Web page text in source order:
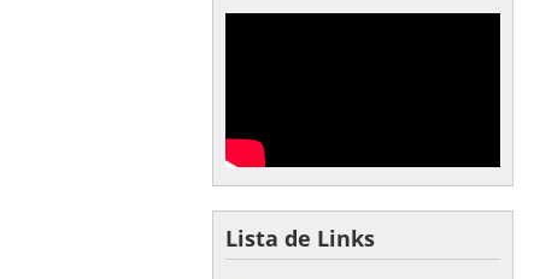
Lista de Links